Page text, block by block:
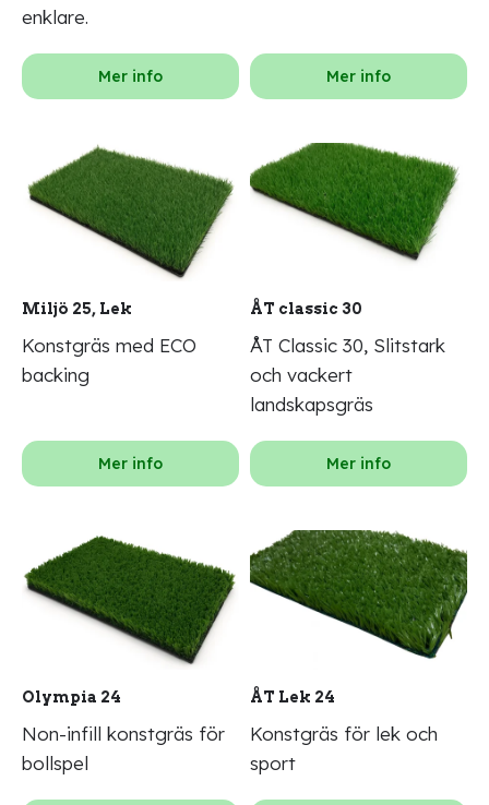
enklare.
Mer info Mer info
Miljö 25, Lek
Konstgräs med ECO
backing
Mer info
ÅT classic 30
ÅT Classic 30, Slitstark
och vackert
landskapsgräs
Mer info
Olympia 24
Non-infill konstgräs för
bollspel
ÅT Lek 24
Konstgräs för lek och
sport